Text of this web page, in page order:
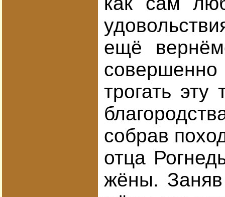
ещё
трогать
собрав
отца
жёны.